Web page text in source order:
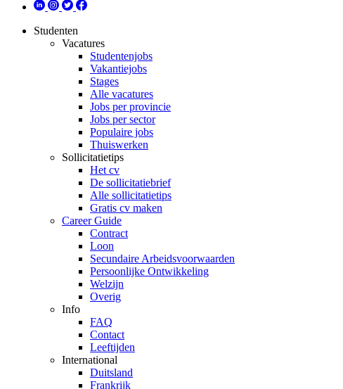
Studenten
Vacatures
Studentenjobs
Vakantiejobs
Stages
Alle vacatures
Jobs per provincie
Jobs per sector
Populaire jobs
Thuiswerken
Sollicitatietips
Het cv
De sollicitatiebrief
Alle sollicitatietips
Gratis cv maken
Career Guide
Contract
Loon
Secundaire Arbeidsvoorwaarden
Persoonlijke Ontwikkeling
Welzijn
Overig
Info
FAQ
Contact
Leeftijden
International
Duitsland
Frankrijk